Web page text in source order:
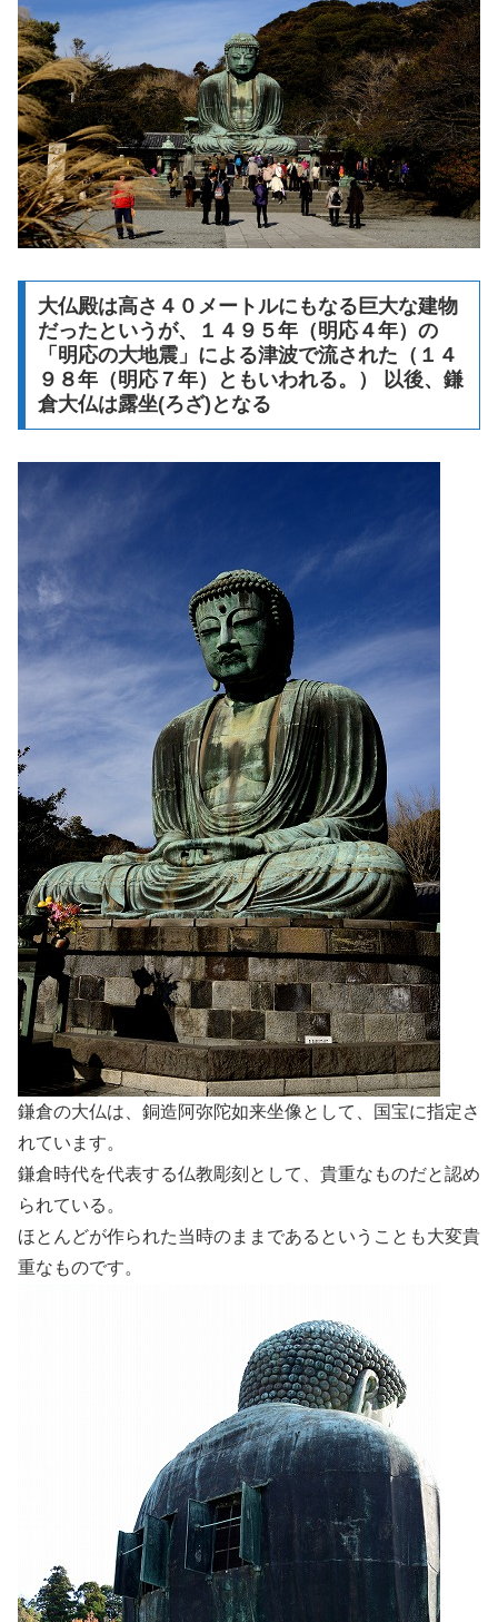
大仏殿は高さ４０メートルにもなる巨大な建物
だったというが、１４９５年（明応４年）の
「明応の大地震」による津波で流された（１４
９８年（明応７年）ともいわれる。） 以後、鎌
倉大仏は露坐(ろざ)となる
鎌倉の大仏は、銅造阿弥陀如来坐像として、国宝に指定さ
れています。
鎌倉時代を代表する仏教彫刻として、貴重なものだと認め
られている。
ほとんどが作られた当時のままであるということも大変貴
重なものです。